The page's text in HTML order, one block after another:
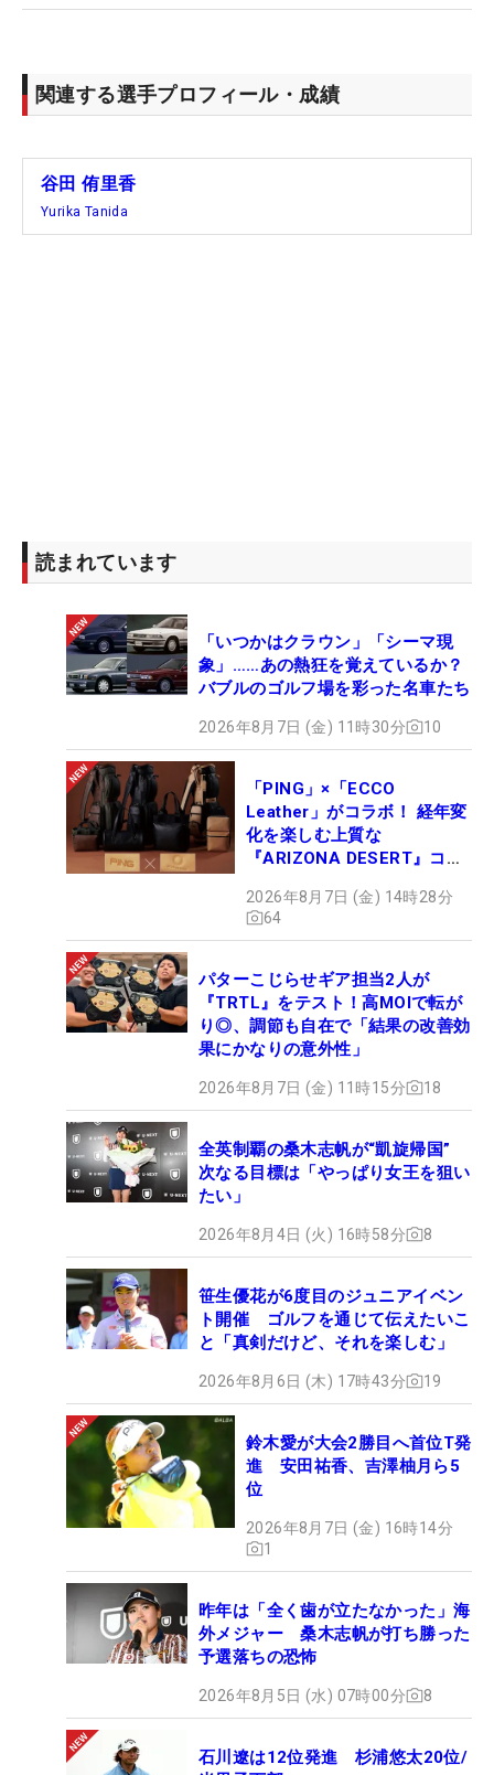
関連する選手プロフィール・成績
谷田 侑里香
Yurika Tanida
読まれています
「いつかはクラウン」「シーマ現
象」……あの熱狂を覚えているか？
バブルのゴルフ場を彩った名車たち
2026年8月7日 (金) 11時30分 10
「PING」×「ECCO
Leather」がコラボ！ 経年変
化を楽しむ上質な
『ARIZONA DESERT』コレ
ュー
2026年8月7日 (金) 14時28分
64
パターこじらせギア担当2人が
『TRTL』をテスト！高MOIで転が
り◎、調節も自在で「結果の改善効
果にかなりの意外性」
2026年8月7日 (金) 11時15分 18
全英制覇の桑木志帆が“凱旋帰国”
次なる目標は「やっぱり女王を狙い
たい」
2026年8月4日 (火) 16時58分 8
笹生優花が6度目のジュニアイベン
ト開催 ゴルフを通じて伝えたいこ
と「真剣だけど、それを楽しむ」
2026年8月6日 (木) 17時43分 19
鈴木愛が大会2勝目へ首位T発
進 安田祐香、吉澤柚月ら5
位
2026年8月7日 (金) 16時14分
1
昨年は「全く歯が立たなかった」海
外メジャー 桑木志帆が打ち勝った
予選落ちの恐怖
2026年8月5日 (水) 07時00分 8
石川遼は12位発進 杉浦悠太20位/